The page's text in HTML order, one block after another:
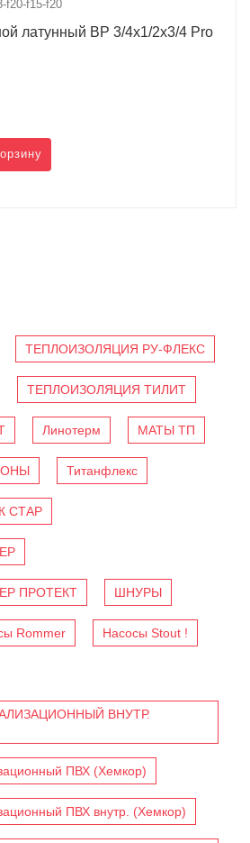
f20-f15-f20
латунный ВР 3/4х1/2х3/4 Pro
ТЕПЛОИЗОЛЯЦИЯ РУ-ФЛЕКС
ТЕПЛОИЗОЛЯЦИЯ ТИЛИТ
Линотерм МАТЫ ТП
Титанфлекс
СТАР
ПРОТЕКТ ШНУРЫ
Rommer Насосы Stout !
ВНУТР.
ПВХ (Хемкор)
ПВХ внутр. (Хемкор)